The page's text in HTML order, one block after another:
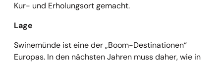
Kur- und Erholungsort gemacht.
Lage
Swinemünde ist eine der „Boom-Destinationen“
Europas. In den nächsten Jahren muss daher, wie in